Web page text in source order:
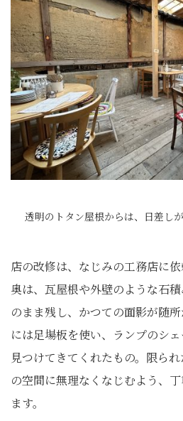
透明のトタン屋根からは、日差し
店の改修は、なじみの工務店に
奥は、瓦屋根や外壁のような石
のまま残し、かつての面影が随
には足場板を使い、ランプのシ
見つけてきてくれたもの。限ら
の空間に無理なくなじむよう、
ます。